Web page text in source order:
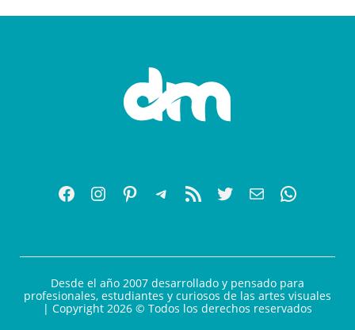
Desde el año 2007 desarrollado y pensado para
profesionales, estudiantes y curiosos de las artes visuales
| Copyright 2026 © Todos los derechos reservados